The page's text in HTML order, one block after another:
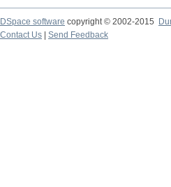
DSpace software copyright © 2002-2015
Contact Us
Send Feedback